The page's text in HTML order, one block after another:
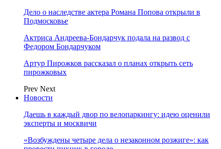
Дело о наследстве актера Романа Попова открыли в
Подмосковье
Актриса Андреева-Бондарчук подала на развод с
Федором Бондарчуком
Артур Пирожков рассказал о планах открыть сеть
пирожковых
Prev Next
Новости
Даешь в каждый двор по велопаркингу: идею оценили
эксперты и москвичи
«Возбуждены четыре дела о незаконном розжиге»: как